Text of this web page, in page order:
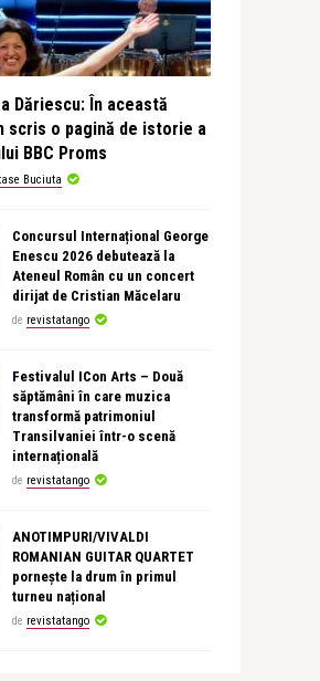
Dăriescu: În această
scris o pagină de istorie a
BBC Proms
Buciuta
Concursul Internațional George
Enescu 2026 debutează la
Ateneul Român cu un concert
dirijat de Cristian Măcelaru
de revistatango
Festivalul ICon Arts – Două
săptămâni în care muzica
transformă patrimoniul
Transilvaniei într-o scenă
internațională
de revistatango
ANOTIMPURI/VIVALDI
ROMANIAN GUITAR QUARTET
pornește la drum în primul
turneu național
de revistatango